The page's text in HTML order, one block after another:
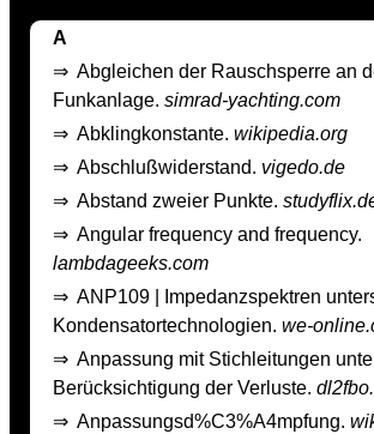
A
⇒ Abgleichen der Rauschsperre an
Funkanlage. simrad-yachting.com
⇒ Abklingkonstante. wikipedia.org
⇒ Abschlußwiderstand. vigedo.de
⇒ Abstand zweier Punkte.
⇒ Angular frequency and frequency.
lambdageeks.com
⇒ ANP109 | Impedanzspektren
Kondensatortechnologien. we-
⇒ Anpassung mit Stichleitungen
Berücksichtigung der Verluste.
⇒ Anpassungsd%C3%A4mpfung.